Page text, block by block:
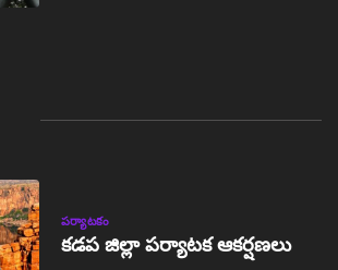
పర్యాటకం
కడప జిల్లా పర్యాటక ఆకర్షణలు